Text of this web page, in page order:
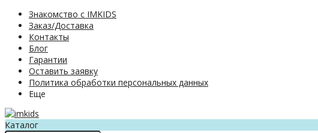
Знакомство с IMKIDS
Заказ/Доставка
Контакты
Блог
Гарантии
Оставить заявку
Политика обработки персональных данных
Еще
Каталог